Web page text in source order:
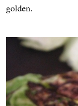
golden.